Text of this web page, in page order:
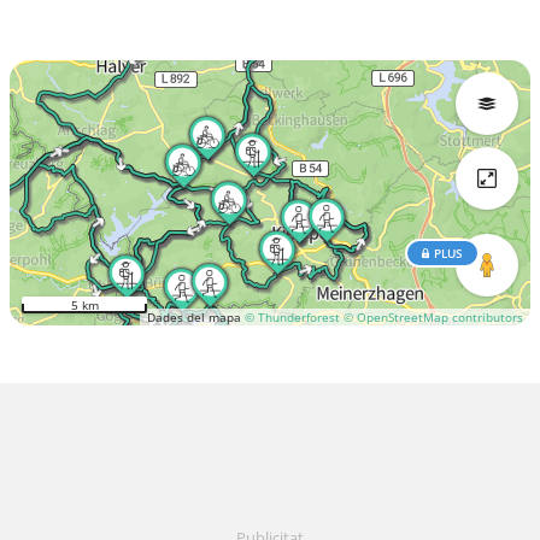
Dades del mapa © Thunderforest © OpenStreetMap contributors
PLUS
5 km